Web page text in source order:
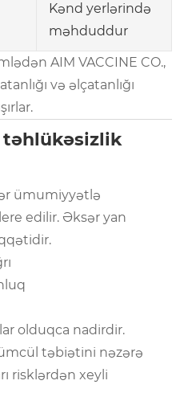
Kənd yerlərində
məhduddur
AIM VACCINE CO.,
və əlçatanlığı
təhlükəsizlik
ümumiyyətlə
edilir. Əksər yan
olduqca nadirdir.
təbiətini nəzərə
risklərdən xeyli